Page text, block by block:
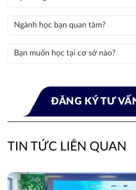
TIN TỨC LIÊN QUAN